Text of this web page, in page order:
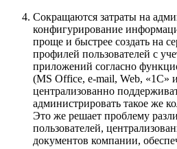
Сокращаются затраты на
конфигурирование
проще и быстрее создать на
профилей пользователей с
приложений согласно
(MS Office, e-mail, Web, «1С»
централизованно
администрировать такое же
Это же решает проблему
пользователей,
документов компании,